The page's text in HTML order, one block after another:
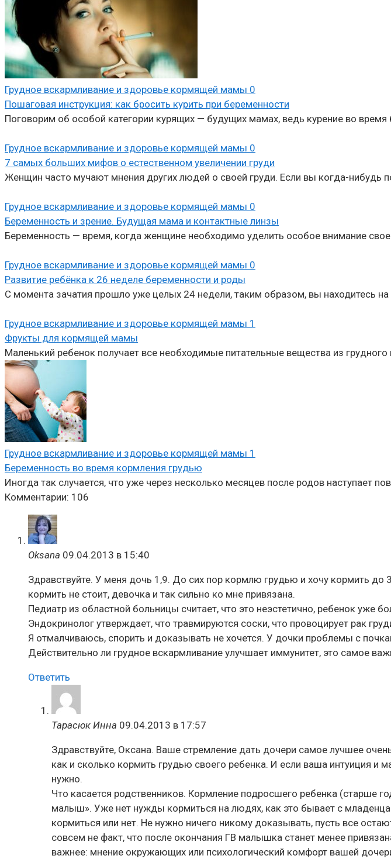
Грудное вскармливание и здоровье кормящей мамы 0
Пошаговая инструкция: как бросить курить при беременности
Поговорим об особой категории курящих — будущих мамах, ведь курение во время
Грудное вскармливание и здоровье кормящей мамы 0
7 самых больших мифов о естественном увеличении груди
Женщин часто мучают мнения других людей о своей груди. Если вы когда-нибудь
Грудное вскармливание и здоровье кормящей мамы 0
Беременность и зрение. Будущая мама и контактные линзы
Беременность — время, когда женщине необходимо уделить особое внимание
Грудное вскармливание и здоровье кормящей мамы 0
Развитие ребёнка к 26 неделе беременности и роды
С момента зачатия прошло уже целых 24 недели, таким образом, вы находитесь на
Грудное вскармливание и здоровье кормящей мамы 1
Фрукты для кормящей мамы
Маленький ребенок получает все необходимые питательные вещества из
Грудное вскармливание и здоровье кормящей мамы 1
Беременность во время кормления грудью
Иногда так случается, что уже через несколько месяцев после родов наступает
Комментарии: 106
Oksana 09.04.2013 в 15:40
Здравствуйте. У меня дочь 1,9. До сих пор кормлю грудью и хочу кормить до
кормить не стоит, девочка и так сильно ко мне привязана.
Педиатр из областной больницы считает, что это неэстетично, ребенок уже
Эндокринолог утверждает, что травмируются соски, что провоцирует рак
Я отмалчиваюсь, спорить и доказывать не хочется. У дочки проблемы с
Действительно ли грудное вскармливание улучшает иммунитет, это самое
Ответить
Тарасюк Инна 09.04.2013 в 17:57
Здравствуйте, Оксана. Ваше стремление дать дочери самое лучшее
как и сколько кормить грудью своего ребенка. И если ваша интуиция
нужно.
Что касается родственников. Кормление подросшего ребенка (старше
малыш». Уже нет нужды кормиться на людях, как это бывает с
кормиться или нет. Не нужно ничего никому доказывать, пусть все
совсем не факт, что после окончания ГВ малышка станет менее
важнее: мнение окружающих или психологический комфорт вашей